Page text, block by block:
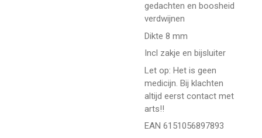
gedachten en boosheid
verdwijnen
Dikte 8 mm
Incl zakje en bijsluiter
Let op: Het is geen
medicijn. Bij klachten
altijd eerst contact met
arts!!
EAN 6151056897893